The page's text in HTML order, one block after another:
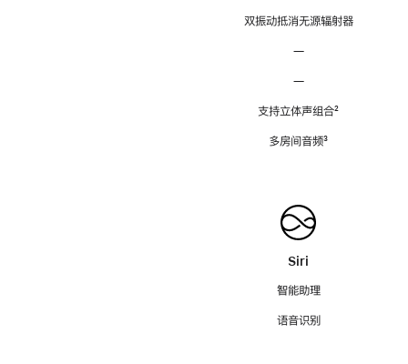
双振动抵消无源辐射器
—
—
支持立体声组合脚
²
多房间音频脚
³
Siri
智能助理
语音识别